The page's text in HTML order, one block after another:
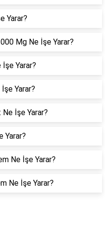
Yarar?
Mg Ne İşe Yarar?
Yarar?
İşe Yarar?
İşe Yarar?
Yarar?
Ne İşe Yarar?
Ne İşe Yarar?